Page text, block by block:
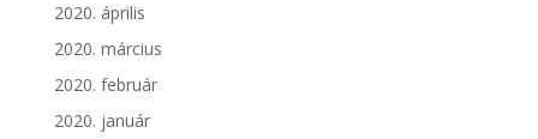
2020. április
2020. március
2020. február
2020. január